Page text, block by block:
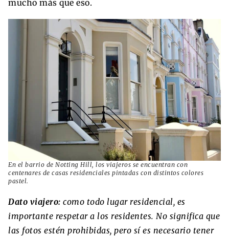
mucho más que eso.
En el barrio de Notting Hill, los viajeros se encuentran con
centenares de casas residenciales pintadas con distintos colores
pastel.
Dato viajero: como todo lugar residencial, es
importante respetar a los residentes. No significa que
las fotos estén prohibidas, pero sí es necesario tener